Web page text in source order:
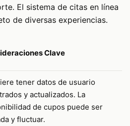
El sistema de citas en línea
de diversas experiencias.
Clave
tener datos de usuario
y actualizados. La
de cupos puede ser
y fluctuar.